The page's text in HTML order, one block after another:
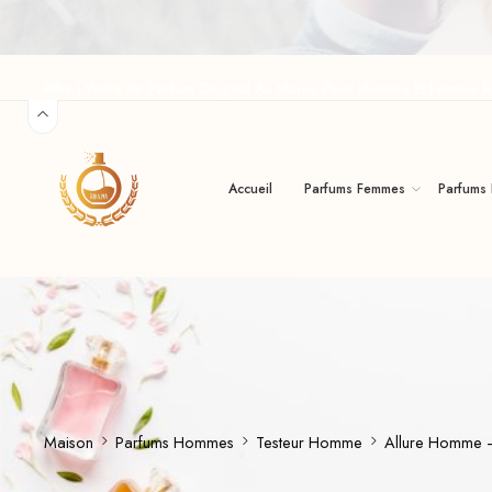
Accueil Parfums Femmes Parfums
Maison Parfums Hommes Testeur Homme Allure Homme